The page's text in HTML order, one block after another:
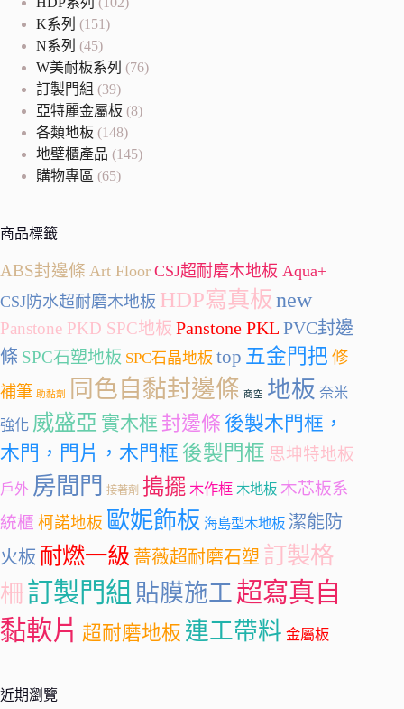
K系列 (151)
N系列 (45)
W美耐板系列 (76)
訂製門組 (39)
亞特麗金屬板 (8)
各類地板 (148)
地壁櫃產品 (145)
購物專區 (65)
商品標籤
ABS封邊條 Art Floor CSJ超耐磨木地板 Aqua+
CSJ防水超耐磨木地板 HDP寫真板new
Panstone PKD SPC地板 Panstone PKL PVC封邊
條 SPC石塑地板 SPC石晶地板 top 五金門把 修
補筆 助黏劑 同色自黏封邊條 商空 地板 奈米
強化 威盛亞 實木框 封邊條 後製木門框，
木門，門片，木門框 後製門框 思坤特地板
戶外 房間門 接著劑 搗擺 木作框 木地板 木芯板系
統櫃 柯諾地板 歐妮飾板 海島型木地板 潔能防
火板 耐燃一級 薔薇超耐磨石塑 訂製格
柵訂製門組 貼膜施工 超寫真自
黏軟片 超耐磨地板 連工帶料 金屬板
近期瀏覽